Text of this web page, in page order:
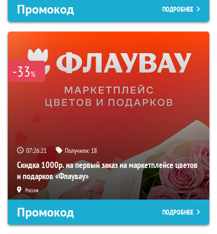
Промокод ПОДРОБНЕЕ
-33%
07:26:20 Получили: 18
Скидка 1000р. на первый заказ на маркетплейсе цветов
и подарков «Флаувау»
Россия
Промокод ПОДРОБНЕЕ